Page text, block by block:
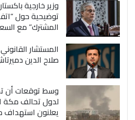
وزير خارجية
توضيحية حول
المشترك” مع
المستشار
صلاح الدين
وسط توقعات أن
لدول تحالف مكة
يعلنون